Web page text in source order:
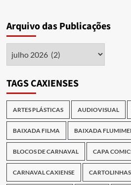
Arquivo das Publicações
das
TAGS CAXIENSES
ARTES PLÁSTICAS AUDIOVISUAL
BAIXADA FILMA BAIXADA
BLOCOS DE CARNAVAL CAPA
CARNAVAL CAXIENSE